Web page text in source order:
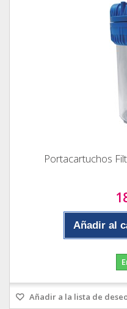
Portacartuchos
Añadir al
Añadir a la lista de